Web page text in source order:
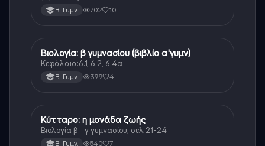
Β' Γυμν. 702 10
Βιολογία
Βιολογία: β γυμνασίου (βιβλίο α'γυμν)
Κεφάλαια:6.1, 6.2, 6.4α
Β' Γυμν. 399 4
Βιολογία
Κύτταρο: η μονάδα ζωής
Βιολογία β - γ γυμνασίου, σελ 21-24
Β' Γυμν. 540 7